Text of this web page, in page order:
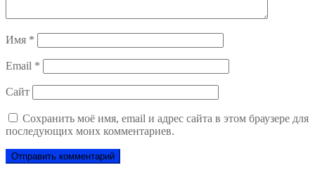
Имя *
Email *
Сайт
Сохранить моё имя, email и адрес сайта в этом браузере для
последующих моих комментариев.